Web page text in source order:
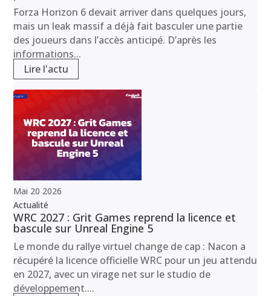
Forza Horizon 6 devait arriver dans quelques jours,
mais un leak massif a déjà fait basculer une partie
des joueurs dans l’accès anticipé. D’après les
informations...
Lire l'actu
Mai 20 2026
Actualité
WRC 2027 : Grit Games reprend la licence et
bascule sur Unreal Engine 5
Le monde du rallye virtuel change de cap : Nacon a
récupéré la licence officielle WRC pour un jeu attendu
en 2027, avec un virage net sur le studio de
développement....